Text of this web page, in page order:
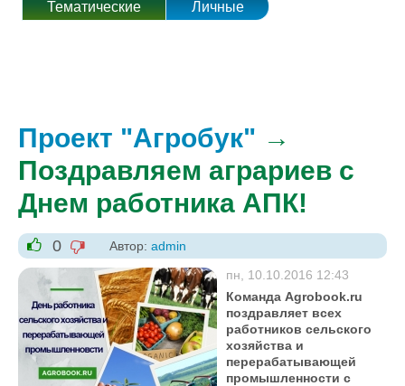
Тематические
Личные
Проект "Агробук" →
Поздравляем аграриев с
Днем работника АПК!
+1
0
-1
Автор: admin
пн, 10.10.2016 12:43
Команда Agrobook.ru
поздравляет всех
работников сельского
хозяйства и
перерабатывающей
промышленности с